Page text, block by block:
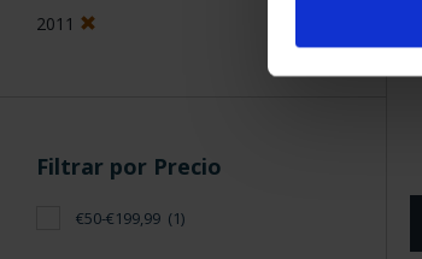
2011
Filtrar por Precio
€50-€199,99 (1)